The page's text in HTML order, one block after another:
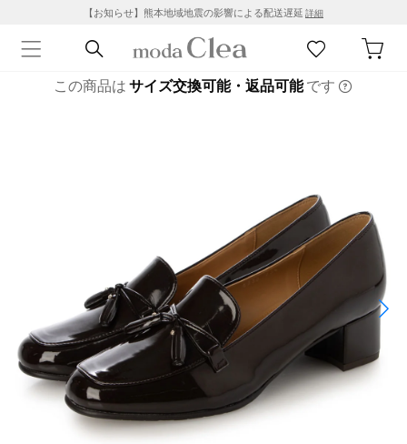
【お知らせ】熊本地域地震の影響による配送遅延 詳細
この商品は サイズ交換可能・返品可能です